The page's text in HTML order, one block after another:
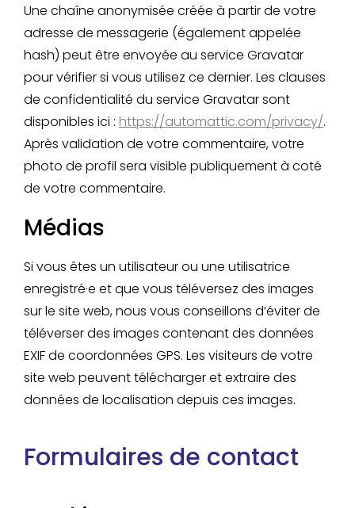
Une chaîne anonymisée créée à partir de votre
adresse de messagerie (également appelée
hash) peut être envoyée au service Gravatar
pour vérifier si vous utilisez ce dernier. Les clauses
de confidentialité du service Gravatar sont
disponibles ici : https://automattic.com/privacy/.
Après validation de votre commentaire, votre
photo de profil sera visible publiquement à coté
de votre commentaire.
Médias
Si vous êtes un utilisateur ou une utilisatrice
enregistré·e et que vous téléversez des images
sur le site web, nous vous conseillons d’éviter de
téléverser des images contenant des données
EXIF de coordonnées GPS. Les visiteurs de votre
site web peuvent télécharger et extraire des
données de localisation depuis ces images.
Formulaires de contact